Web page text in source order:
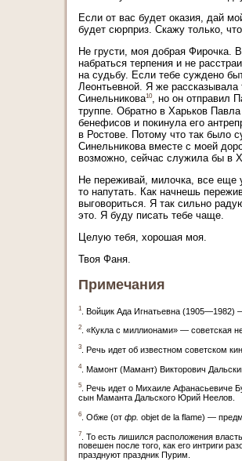
Если от вас будет оказия, дай
будет сюрприз. Скажу только,
Не грусти, моя добрая Фирочка.
набраться терпения и не
на судьбу. Если тебе суждено
Леонтьевной. Я же
Синельникова10, но он отправил
труппе. Обратно в Харьков
бенефисов и покинула его
в Ростове. Потому что так было
Синельникова вместе с моей
возможно, сейчас служила бы в
Не переживай, милочка, все еще
то напутать. Как начнешь
выговориться. Я так сильно
это. Я буду писать тебе чаще.
Целую тебя, хорошая моя.
Твоя Фаня.
Примечания
1 . Войцик Ада Игнатьевна (1905—1982)
2 . «Кукла с миллионами» — советская
3 . Речь идет об известном советском
4. Мамонт (Мамант) Викторович
5
. Речь идет о Михаиле Афанасьевиче
сын Маманта Дальского Юрий Неелов.
6 . Обже (от фр. objet de la flame) —
7
. То есть лишился расположения
повешен после того, как его интриги
празднуют праздник Пурим.